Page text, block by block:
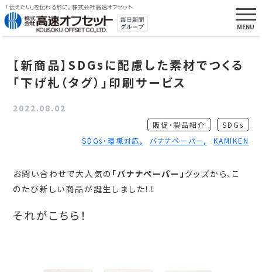
「伝えたい」を伝わる形に。 株式会社高速オフセット
【新商品】SDGsに配慮した素材でつくる
「下げ札（タグ）」印刷サービス
2022.08.02
販促・製品紹介
SDGs
SDGs・環境対応
バナナペーパー KAMIKEN
お問い合わせで大人気の 「バナナペーパー」 グッズから、こ
のたび新しい商品が誕生しました！！
それがこちら！